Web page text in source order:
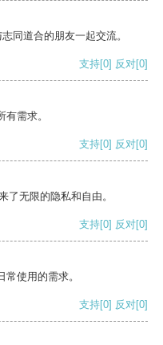
同道合的朋友一起交流。
支持[0] 反对[0]
需求。
支持[0] 反对[0]
了无限的隐私和自由。
支持[0] 反对[0]
使用的需求。
支持[0] 反对[0]